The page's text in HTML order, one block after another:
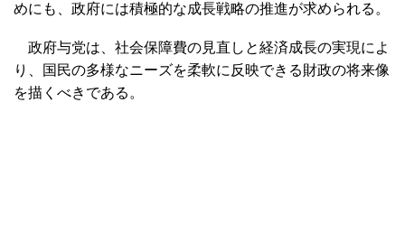
めにも、政府には積極的な成長戦略の推進が求められる。
政府与党は、社会保障費の見直しと経済成長の実現によ
り、国民の多様なニーズを柔軟に反映できる財政の将来像
を描くべきである。